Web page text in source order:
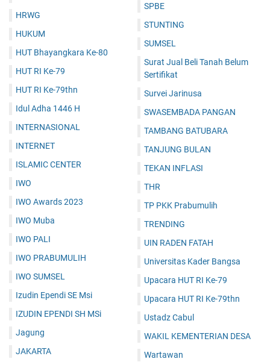
HRWG
HUKUM
HUT Bhayangkara Ke-80
HUT RI Ke-79
HUT RI Ke-79thn
Idul Adha 1446 H
INTERNASIONAL
INTERNET
ISLAMIC CENTER
IWO
IWO Awards 2023
IWO Muba
IWO PALI
IWO PRABUMULIH
IWO SUMSEL
Izudin Ependi SE Msi
IZUDIN EPENDI SH MSi
Jagung
JAKARTA
SPBE
STUNTING
SUMSEL
Surat Jual Beli Tanah Belum
Sertifikat
Survei Jarinusa
SWASEMBADA PANGAN
TAMBANG BATUBARA
TANJUNG BULAN
TEKAN INFLASI
THR
TP PKK Prabumulih
TRENDING
UIN RADEN FATAH
Universitas Kader Bangsa
Upacara HUT RI Ke-79
Upacara HUT RI Ke-79thn
Ustadz Cabul
WAKIL KEMENTERIAN DESA
Wartawan